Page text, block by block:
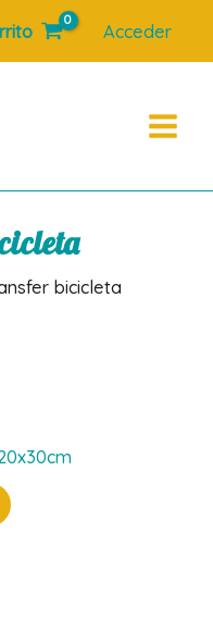
Acceder
Main
Menu
bicicleta